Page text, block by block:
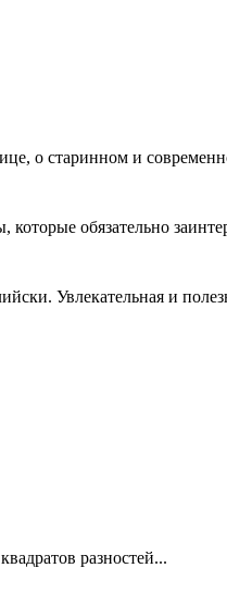
о старинном и
обязательно
Увлекательная и
разностей...